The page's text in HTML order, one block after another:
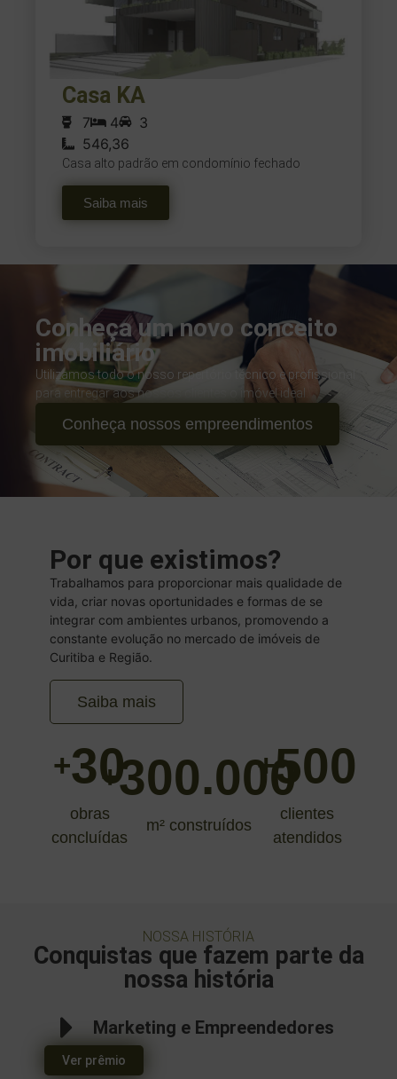
Casa KA
7 4
3
546,36
Casa alto padrão em condomínio fechado
Saiba mais
Conheça um novo conceito
imobiliário
Utilizamos todo o nosso repertório técnico e profissional
para entregar aos nossos clientes o imóvel ideal.
Conheça nossos empreendimentos
Por que existimos?
Trabalhamos para proporcionar mais qualidade de
vida, criar novas oportunidades e formas de se
integrar com ambientes urbanos, promovendo a
constante evolução no mercado de imóveis de
Curitiba e Região.
Saiba mais
+30
obras
concluídas
+300.000
m² construídos
+500
clientes
atendidos
NOSSA HISTÓRIA
Conquistas que fazem parte da
nossa história
Marketing e Empreendedores
Ver prêmio